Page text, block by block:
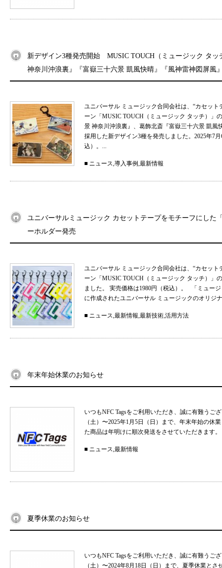
新デザイン3種発売開始 MUSIC TOUCH（ミュージック タッ
神奈川沖浪裏』『富嶽三十六景 凱風快晴』『風神雷神図屏風
ユニバーサル ミュージック合同会社は、“カセッ
ーン「MUSIC TOUCH（ミュージック タッチ）」
景 神奈川沖浪裏』、葛飾北斎『富嶽三十六景 凱
採用した新デザイン3種を発売しました。2025年7
込）。...
■ ニュース,導入事例,最新情報
ユニバーサルミュージック カセットテープをモチーフにした
ーホルダー発売
ユニバーサル ミュージック合同会社は、“カセッ
ーン「MUSIC TOUCH（ミュージック タッチ）」
ました。 実売価格は1980円（税込）。 「ミュー
に作成されたユニバーサル ミュージックのオリジ
■ ニュース,最新情報,最新技術,活用方法
年末年始休業のお知らせ
いつもNFC Tagsをご利用いただき、誠に有難う
（土）〜2025年1月5日（日）まで、年末年始の
た商品は年明けに順次発送をさせていただきま
■ ニュース,最新情報
夏季休業のお知らせ
いつもNFC Tagsをご利用いただき、誠に有難う
（土）〜2024年8月18日（日）まで、夏季休業と